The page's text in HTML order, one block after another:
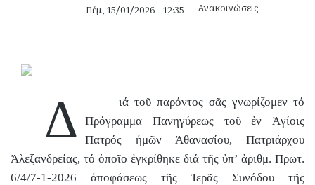
- Λεχαινών
Πέμ, 15/01/2026 - 12:35 Ανακοινώσεις
Δ
ιά τοῦ παρόντος σᾶς γνωρίζομεν τό
Πρόγραμμα Πανηγύρεως τοῦ ἐν Ἁγίοις
Πατρός ἡμῶν Ἀθανασίου, Πατριάρχου
Ἀλεξανδρείας, τό ὁποῖο ἐγκρίθηκε διά τῆς ὐπ’ ἀριθμ. Πρωτ.
6/4/7-1-2026 ἀποφάσεως τῆς Ἱερᾶς Συνόδου τῆς